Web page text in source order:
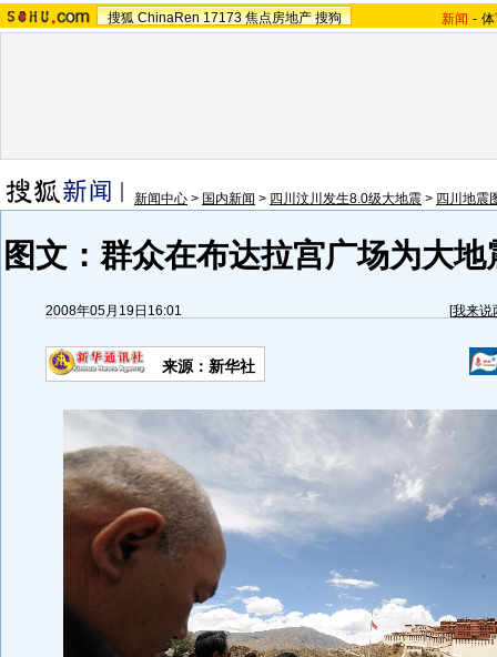
搜狐 ChinaRen 17173 焦点房地产 搜狗 新闻 -
新闻中心 > 国内新闻 > 四川汶川发生8.0级大地震 > 四川地震
图文：群众在布达拉宫广场为大
2008年05月19日16:01 [我来说
来源：新华社